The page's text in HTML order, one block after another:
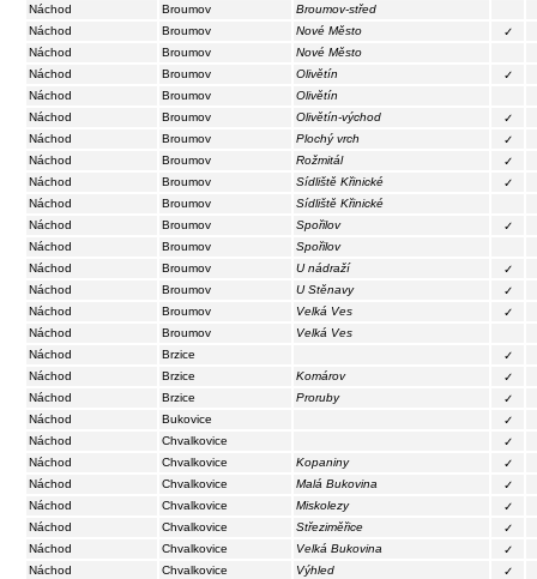
Náchod
Broumov
Broumov-střed
Náchod
Broumov Nové Město
✓
Náchod
Broumov
Nové Město
Náchod
Broumov Olivětín
✓
Náchod
Broumov
Olivětín
Náchod
Broumov Olivětín-východ
✓
Náchod
Broumov Plochý vrch
✓
Náchod
Broumov Rožmitál
✓
Náchod
Broumov Sídliště Křinické
✓
Náchod
Broumov
Sídliště Křinické
Náchod
Broumov Spořilov
✓
Náchod
Broumov
Spořilov
Náchod
Broumov U nádraží
✓
Náchod
Broumov U Stěnavy
✓
Náchod
Broumov Velká Ves
✓
Náchod
Broumov
Velká Ves
Náchod
Brzice
✓
Náchod
Brzice Komárov
✓
Náchod
Brzice Proruby
✓
Náchod
Bukovice
✓
Náchod
Chvalkovice
✓
Náchod
Chvalkovice Kopaniny
✓
Náchod
Chvalkovice Malá Bukovina
✓
Náchod
Chvalkovice Miskolezy
✓
Náchod
Chvalkovice Střeziměřice
✓
Náchod
Chvalkovice Velká Bukovina
✓
Náchod
Chvalkovice Výhled
✓